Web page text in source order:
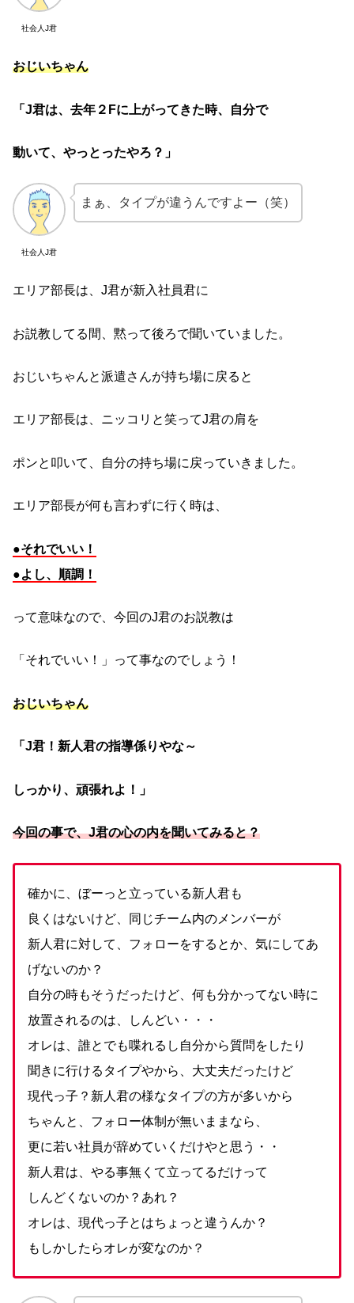
社会人J君
おじいちゃん
「J君は、去年２Fに上がってきた時、自分で
動いて、やっとったやろ？」
社会人J君
まぁ、タイプが違うんですよー（笑）
エリア部長は、J君が新入社員君に
お説教してる間、黙って後ろで聞いていました。
おじいちゃんと派遣さんが持ち場に戻ると
エリア部長は、ニッコリと笑ってJ君の肩を
ポンと叩いて、自分の持ち場に戻っていきました。
エリア部長が何も言わずに行く時は、
●それでいい！
●よし、順調！
って意味なので、今回のJ君のお説教は
「それでいい！」って事なのでしょう！
おじいちゃん
「J君！新人君の指導係りやな～
しっかり、頑張れよ！」
今回の事で、J君の心の内を聞いてみると？
確かに、ぼーっと立っている新人君も
良くはないけど、同じチーム内のメンバーが
新人君に対して、フォローをするとか、気にしてあ
げないのか？
自分の時もそうだったけど、何も分かってない時に
放置されるのは、しんどい・・・
オレは、誰とでも喋れるし自分から質問をしたり
聞きに行けるタイプやから、大丈夫だったけど
現代っ子？新人君の様なタイプの方が多いから
ちゃんと、フォロー体制が無いままなら、
更に若い社員が辞めていくだけやと思う・・
新人君は、やる事無くて立ってるだけって
しんどくないのか？あれ？
オレは、現代っ子とはちょっと違うんか？
もしかしたらオレが変なのか？